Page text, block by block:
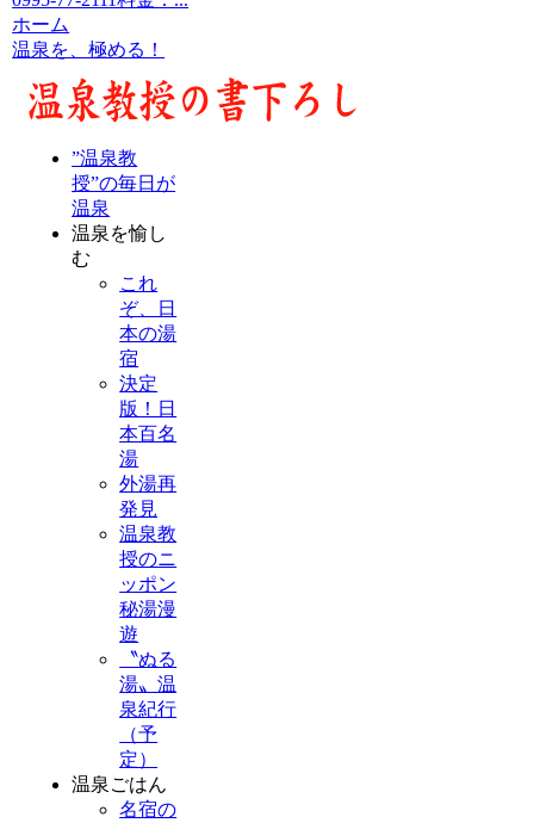
ホーム
温泉を、極める！
”温泉教
授”の毎日が
温泉
温泉を愉し
む
これ
ぞ、日
本の湯
宿
決定
版！日
本百名
湯
外湯再
発見
温泉教
授のニ
ッポン
秘湯漫
遊
〝ぬる
湯〟温
泉紀行
（予
定）
温泉ごはん
名宿の